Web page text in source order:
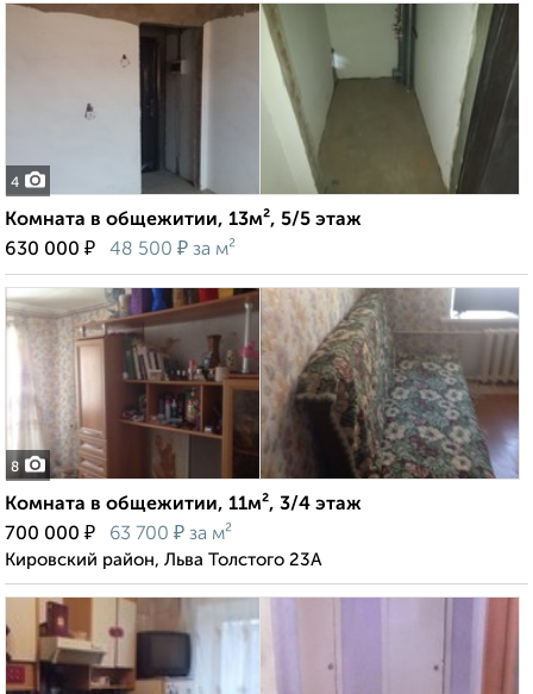
4
Комната в общежитии, 13м², 5/5 этаж
630 000 ₽ 48 500 ₽ за м²
8
Комната в общежитии, 11м², 3/4 этаж
700 000 ₽ 63 700 ₽ за м²
Кировский район, Льва Толстого 23А